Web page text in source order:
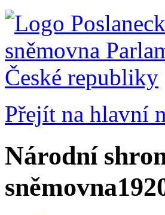
Přejít na hlavní
Národní
sněmovna